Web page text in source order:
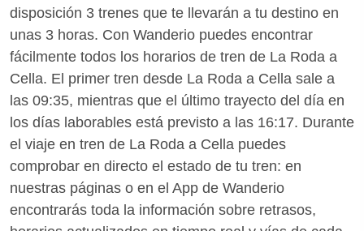
disposición 3 trenes que te llevarán a tu destino en
unas 3 horas. Con Wanderio puedes encontrar
fácilmente todos los horarios de tren de La Roda a
Cella. El primer tren desde La Roda a Cella sale a
las 09:35, mientras que el último trayecto del día en
los días laborables está previsto a las 16:17. Durante
el viaje en tren de La Roda a Cella puedes
comprobar en directo el estado de tu tren: en
nuestras páginas o en el App de Wanderio
encontrarás toda la información sobre retrasos,